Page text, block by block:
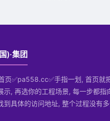
)·集团
页✅pa558.cc✅手指一划, 首页就
示, 再选你的工程场景, 每一步都指
到具体的访问地址, 整个过程没有